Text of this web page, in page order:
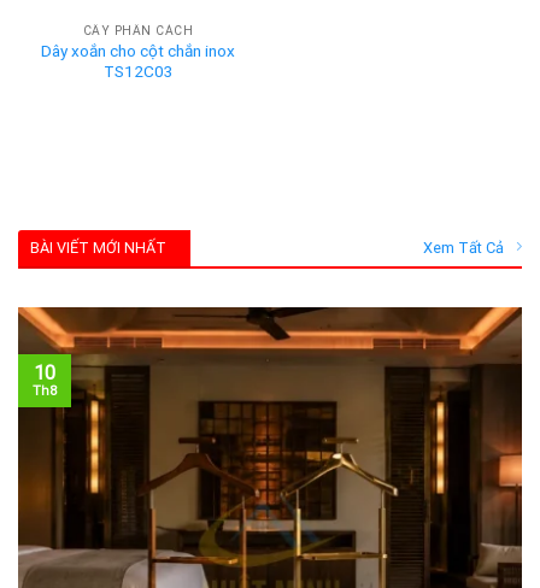
CÂY PHÂN CÁCH
Dây xoắn cho cột chắn inox
TS12C03
BÀI VIẾT MỚI NHẤT Xem Tất Cả
10
Th8